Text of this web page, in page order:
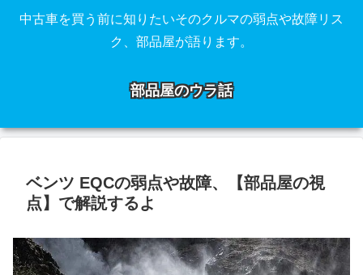
中古車を買う前に知りたいそのクルマの弱点や故障リス
ク、部品屋が語ります。
部品屋のウラ話
ベンツ EQCの弱点や故障、【部品屋の視
点】で解説するよ